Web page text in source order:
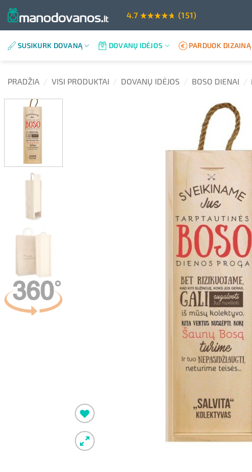
Skip
content
4.7 (151)
SUSIKURK DOVANĄ DOVANŲ IDĖJOS PARDUOK DIZAINĄ
PRADŽIA / VISI PRODUKTAI / DOVANŲ IDĖJOS / BOSO DIENAI /
Pridėti į
norimus